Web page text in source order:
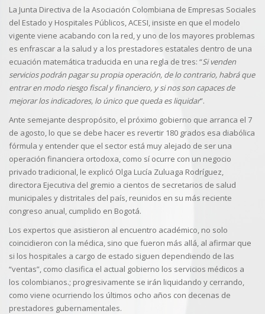
La Junta Directiva de la Asociación Colombiana de Empresas Sociales
del Estado y Hospitales Públicos, ACESI, insiste en que el modelo
vigente viene acabando con la red, y uno de los mayores problemas
es enfrascar a la salud y a los prestadores estatales dentro de una
ecuación matemática traducida en una regla de tres: “Si venden
servicios podrán pagar su propia operación, de lo contrario, habrá que
entrar en modo riesgo fiscal y financiero, y si nos son capaces de
mejorar los indicadores, lo único que queda es liquidar”.
Ante semejante despropósito, el próximo gobierno que arranca el 7
de agosto, lo que se debe hacer es revertir 180 grados esa diabólica
fórmula y entender que el sector está muy alejado de ser una
operación financiera ortodoxa, como sí ocurre con un negocio
privado tradicional, le explicó Olga Lucía Zuluaga Rodríguez,
directora Ejecutiva del gremio a cientos de secretarios de salud
municipales y distritales del país, reunidos en su más reciente
congreso anual, cumplido en Bogotá.
Los expertos que asistieron al encuentro académico, no solo
coincidieron con la médica, sino que fueron más allá, al afirmar que
si los hospitales a cargo de estado siguen dependiendo de las
“ventas”, como clasifica el actual gobierno los servicios médicos a
los colombianos.; progresivamente se irán liquidando y cerrando,
como viene ocurriendo los últimos ocho años con decenas de
prestadores gubernamentales.